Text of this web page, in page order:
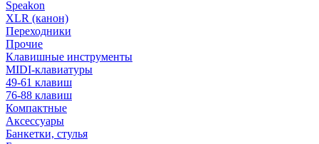
Speakon
XLR (канон)
Переходники
Прочие
Клавишные инструменты
MIDI-клавиатуры
49-61 клавиш
76-88 клавиш
Компактные
Аксессуары
Банкетки, стулья